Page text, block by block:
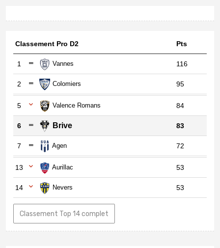
Classement Pro D2 Pts
1 Vannes 116
2 Colomiers 95
5 Valence Romans 84
6 Brive 83
7 Agen 72
13 Aurillac 53
14 Nevers 53
Classement Top 14 complet